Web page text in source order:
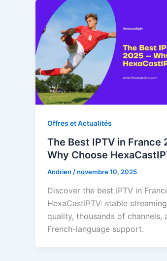
Offres et Actualités
The Best IPTV in France
Why Choose
Andrien /novembre 10, 2025
Discover the best IPTV in
HexaCastIPTV: stable
quality, thousands of channels,
French-language support.